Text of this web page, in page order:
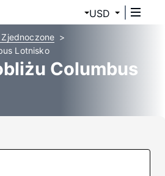
USD
Lotnisko
Columbus